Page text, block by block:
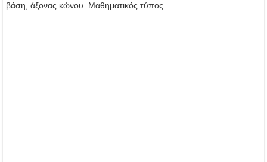
βάση, άξονας κώνου. Μαθηματικός τύπος.